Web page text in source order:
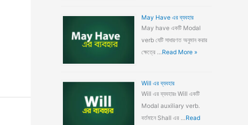
May Have এর ব্যবহার
May have একটি Modal
verb যেটি সাধারণত অনুমান করার
ক্ষেত্রে …Read More »
Will এর ব্যবহার
Will এর ব্যবহারঃ Will একটি
Modal auxiliary verb.
বর্তমানে Shall এর …Read